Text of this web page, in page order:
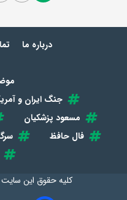
درباره ما
جنگ ایران و
مسعود پزشکیان
فال حافظ
کلیه حقوق این